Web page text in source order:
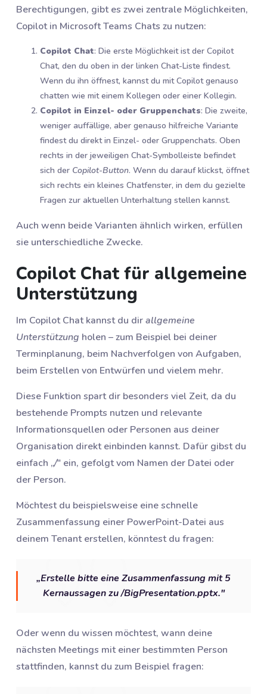
Berechtigungen, gibt es zwei zentrale Möglichkeiten,
Copilot in Microsoft Teams Chats zu nutzen:
Copilot Chat: Die erste Möglichkeit ist der Copilot
Chat, den du oben in der linken Chat-Liste findest.
Wenn du ihn öffnest, kannst du mit Copilot genauso
chatten wie mit einem Kollegen oder einer Kollegin.
Copilot in Einzel- oder Gruppenchats: Die zweite,
weniger auffällige, aber genauso hilfreiche Variante
findest du direkt in Einzel- oder Gruppenchats. Oben
rechts in der jeweiligen Chat-Symbolleiste befindet
sich der Copilot-Button. Wenn du darauf klickst, öffnet
sich rechts ein kleines Chatfenster, in dem du gezielte
Fragen zur aktuellen Unterhaltung stellen kannst.
Auch wenn beide Varianten ähnlich wirken, erfüllen
sie unterschiedliche Zwecke.
Copilot Chat für allgemeine
Unterstützung
Im Copilot Chat kannst du dirallgemeine
Unterstützung holen – zum Beispiel bei deiner
Terminplanung, beim Nachverfolgen von Aufgaben,
beim Erstellen von Entwürfen und vielem mehr.
Diese Funktion spart dir besonders viel Zeit, da du
bestehende Prompts nutzen und relevante
Informationsquellen oder Personen aus deiner
Organisation direkt einbinden kannst. Dafür gibst du
einfach „/" ein, gefolgt vom Namen der Datei oder
der Person.
Möchtest du beispielsweise eine schnelle
Zusammenfassung einer PowerPoint-Datei aus
deinem Tenant erstellen, könntest du fragen:
„Erstelle bitte eine Zusammenfassung mit 5
Kernaussagen zu /BigPresentation.pptx."
Oder wenn du wissen möchtest, wann deine
nächsten Meetings mit einer bestimmten Person
stattfinden, kannst du zum Beispiel fragen: